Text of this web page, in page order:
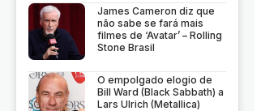
James Cameron diz que
não sabe se fará mais
filmes de ‘Avatar’ – Rolling
Stone Brasil
O empolgado elogio de
Bill Ward (Black Sabbath) a
Lars Ulrich (Metallica)